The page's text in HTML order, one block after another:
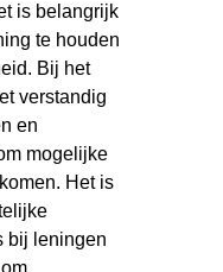
is belangrijk
te houden
Bij het
verstandig
en
mogelijke
Het is
bij leningen